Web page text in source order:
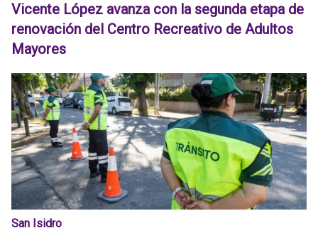
Vicente López avanza con la segunda etapa de
renovación del Centro Recreativo de Adultos
Mayores
San Isidro